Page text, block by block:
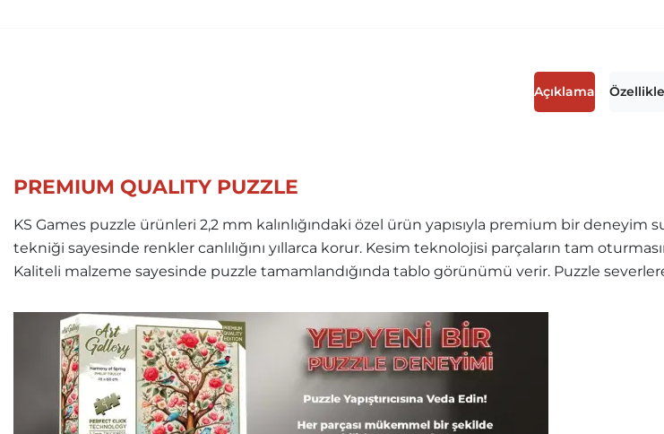
Açıklama
PREMIUM QUALITY PUZZLE
KS Games puzzle ürünleri 2,2 mm kalınlığındaki özel ürün yapısıyla premium bir deneyim
tekniği sayesinde renkler canlılığını yıllarca korur. Kesim teknolojisi parçaların tam
Kaliteli malzeme sayesinde puzzle tamamlandığında tablo görünümü verir. Puzzle